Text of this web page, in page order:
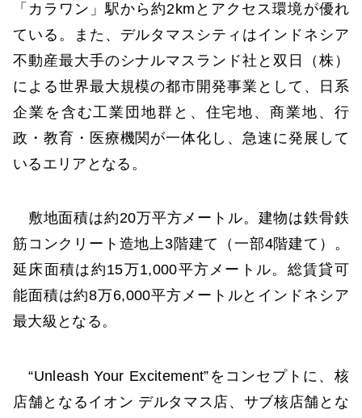
「カラワン」駅から約2kmとアクセス環境が優れ
ている。また、デルタマスシティはインドネシア
不動産最大手のシナルマスランド社と双日（株）
による世界最大規模の都市開発事業として、日系
企業を含む工業団地群と、住宅地、商業地、行
政・教育・医療機関が一体化し、急速に発展して
いるエリアとなる。
敷地面積は約20万平方メートル。建物は鉄骨鉄
筋コンクリート造地上3階建て（一部4階建て）。
延床面積は約15万1,000平方メートル。総賃貸可
能面積は約8万6,000平方メートルとインドネシア
最大級となる。
“Unleash Your Excitement”をコンセプトに、核
店舗となるイオン デルタマス店、サブ核店舗とな